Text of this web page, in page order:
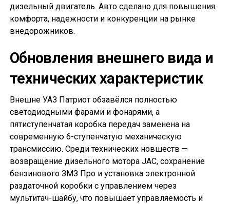
дизельный двигатель. Авто сделано для повышения
комфорта, надежности и конкуренции на рынке
внедорожников.
Обновления внешнего вида и
технических характеристик
Внешне УАЗ Патриот обзавёлся полностью
светодиодными фарами и фонарями, а
пятиступенчатая коробка передач заменена на
современную 6-ступенчатую механическую
трансмиссию. Среди технических новшеств —
возвращение дизельного мотора JAC, сохранение
бензинового ЗМЗ Про и установка электронной
раздаточной коробки с управлением через
мультитач-шайбу, что повышает управляемость и